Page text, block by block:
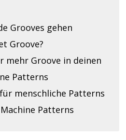
Grooves gehen
Groove?
mehr Groove in deinen
Patterns
menschliche Patterns
Patterns